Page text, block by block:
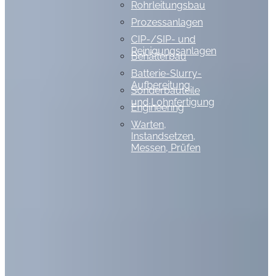
Rohrleitungsbau
Prozessanlagen
CIP-/SIP- und
Reinigungsanlagen
Behälterbau
Batterie-Slurry-
Aufbereitung
Sonderbauteile
und Lohnfertigung
Engineering
Warten,
Instandsetzen,
Messen, Prüfen